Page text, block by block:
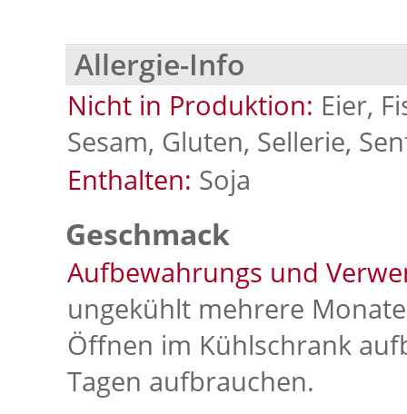
Allergie-Info
Nicht in Produktion: Eier,
Sesam, Gluten, Sellerie,
Enthalten: Soja
Geschmack
Aufbewahrungs und
ungekühlt mehrere
Öffnen im Kühlschrank
Tagen aufbrauchen.